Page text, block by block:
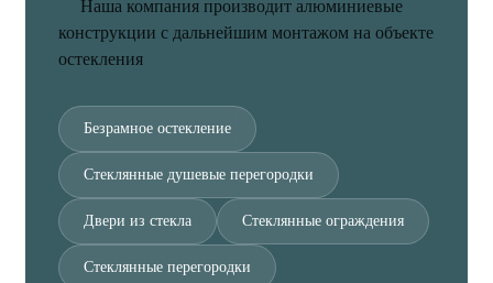
Наша компания производит алюминиевые
конструкции с дальнейшим монтажом на объекте
остекления
Безрамное остекление
Стеклянные душевые перегородки
Двери из стекла Стеклянные ограждения
Стеклянные перегородки